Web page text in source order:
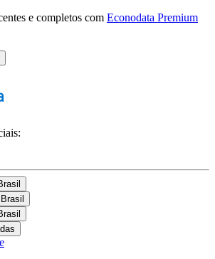
e completos com Econodata Premium